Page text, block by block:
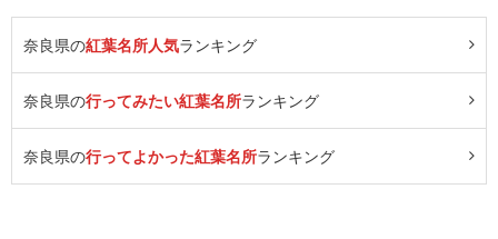
奈良県の紅葉名所人気ランキング
奈良県の行ってみたい紅葉名所ランキング
奈良県の行ってよかった紅葉名所ランキング